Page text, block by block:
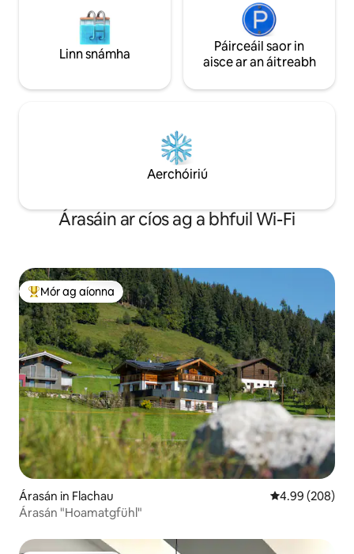
Linn snámha
Páirceáil saor in
aisce ar an áitreabh
Aerchóiriú
Árasáin ar cíos ag a bhfuil Wi-Fi
An-mhór ag aíonna
Mór ag aíonna
Árasán in Flachau Meánrátáil
4.99 (208)
Árasán "Hoamatgfühl"